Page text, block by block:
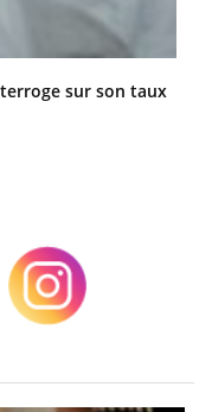
sur son taux